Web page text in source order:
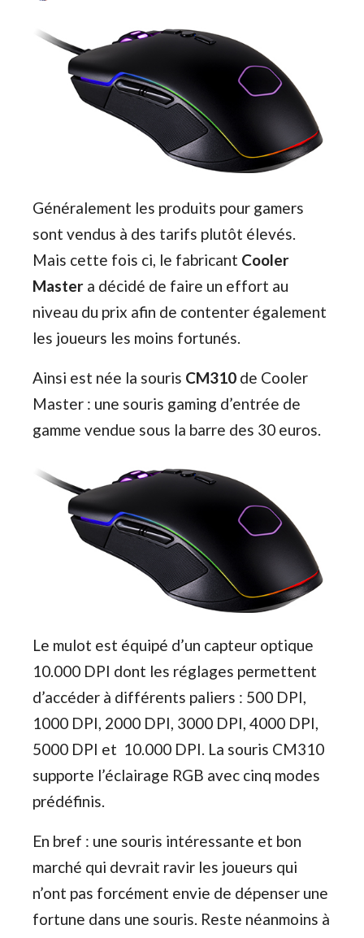
Généralement les produits pour gamers
sont vendus à des tarifs plutôt élevés.
Mais cette fois ci, le fabricant Cooler
Master a décidé de faire un effort au
niveau du prix afin de contenter également
les joueurs les moins fortunés.
Ainsi est née la souris CM310 de Cooler
Master : une souris gaming d’entrée de
gamme vendue sous la barre des 30 euros.
Le mulot est équipé d’un capteur optique
10.000 DPI dont les réglages permettent
d’accéder à différents paliers : 500 DPI,
1000 DPI, 2000 DPI, 3000 DPI, 4000 DPI,
5000 DPI et 10.000 DPI. La souris CM310
supporte l’éclairage RGB avec cinq modes
prédéfinis.
En bref : une souris intéressante et bon
marché qui devrait ravir les joueurs qui
n’ont pas forcément envie de dépenser une
fortune dans une souris. Reste néanmoins à